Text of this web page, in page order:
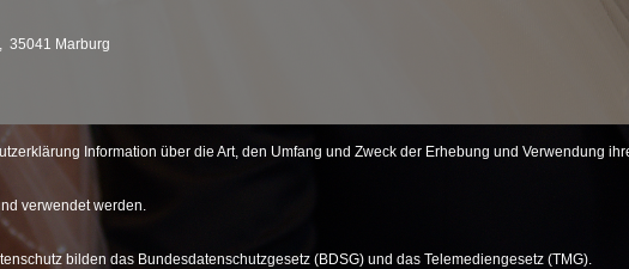
35041 Marburg
Information über die Art, den Umfang und Zweck der Erhebung und Verwendung
verwendet werden.
bilden das Bundesdatenschutzgesetz (BDSG) und das Telemediengesetz (TMG).